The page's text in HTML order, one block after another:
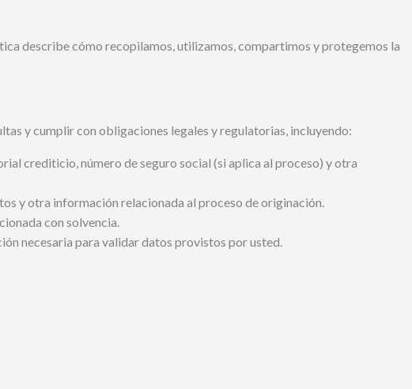
describe cómo recopilamos, utilizamos, compartimos y protegemos la
y cumplir con obligaciones legales y regulatorias, incluyendo:
crediticio, número de seguro social (si aplica al proceso) y otra
y otra información relacionada al proceso de originación.
con solvencia.
necesaria para validar datos provistos por usted.